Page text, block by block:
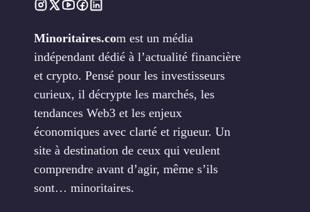
Minoritaires.com est un média
indépendant dédié à l’actualité financière
et crypto. Pensé pour les investisseurs
curieux, il décrypte les marchés, les
tendances Web3 et les enjeux
économiques avec clarté et rigueur. Un
site à destination de ceux qui veulent
comprendre avant d’agir, même s’ils
sont… minoritaires.